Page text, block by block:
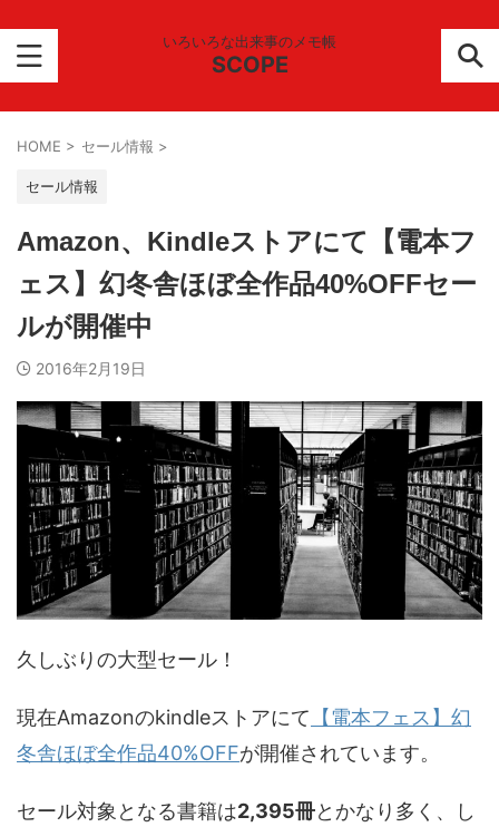
いろいろな出来事のメモ帳
SCOPE
HOME > セール情報 >
セール情報
Amazon、Kindleストアにて【電本フ
ェス】幻冬舎ほぼ全作品40%OFFセー
ルが開催中
2016年2月19日
久しぶりの大型セール！
現在Amazonのkindleストアにて 【電本フェス】幻
冬舎ほぼ全作品40%OFFが開催されています。
セール対象となる書籍は2,395冊とかなり多く、し